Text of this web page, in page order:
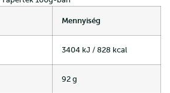
Mennyiség
3404 kJ / 828 kcal
92 g